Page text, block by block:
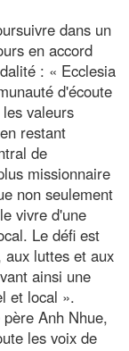
dans un
en accord
: « Ecclesia
d'écoute
valeurs
restant
de
missionnaire
non seulement
vivre d'une
Le défi est
luttes et aux
ainsi une
et local ».
Anh Nhue,
les voix de